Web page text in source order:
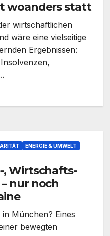
woanders statt
wirtschaftlichen
wäre eine vielseitige
Ergebnissen:
ENERGIE & UMWELT
, Wirtschafts-
nur noch
in München? Eines
bewegten